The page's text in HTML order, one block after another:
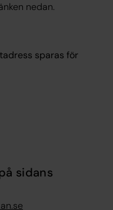
nedan.
sparas för
sidans